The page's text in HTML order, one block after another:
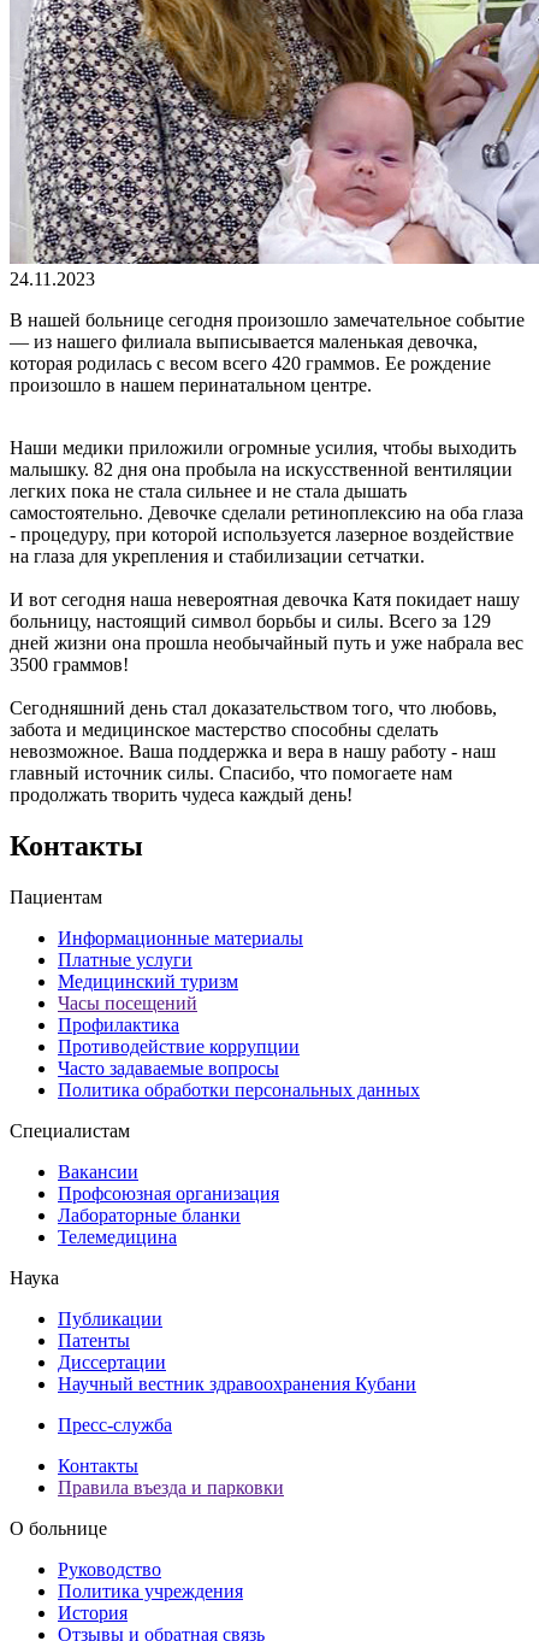
24.11.2023
В нашей больнице сегодня произошло замечательное событие
— из нашего филиала выписывается маленькая девочка,
которая родилась с весом всего 420 граммов. Ее рождение
произошло в нашем перинатальном центре.
Наши медики приложили огромные усилия, чтобы выходить
малышку. 82 дня она пробыла на искусственной вентиляции
легких пока не стала сильнее и не стала дышать
самостоятельно. Девочке сделали ретиноплексию на оба глаза
- процедуру, при которой используется лазерное воздействие
на глаза для укрепления и стабилизации сетчатки.
И вот сегодня наша невероятная девочка Катя покидает нашу
больницу, настоящий символ борьбы и силы. Всего за 129
дней жизни она прошла необычайный путь и уже набрала вес
3500 граммов!
Сегодняшний день стал доказательством того, что любовь,
забота и медицинское мастерство способны сделать
невозможное. Ваша поддержка и вера в нашу работу - наш
главный источник силы. Спасибо, что помогаете нам
продолжать творить чудеса каждый день!
Контакты
Пациентам
Информационные материалы
Платные услуги
Медицинский туризм
Часы посещений
Профилактика
Противодействие коррупции
Часто задаваемые вопросы
Политика обработки персональных данных
Специалистам
Вакансии
Профсоюзная организация
Лабораторные бланки
Телемедицина
Наука
Публикации
Патенты
Диссертации
Научный вестник здравоохранения Кубани
Пресс-служба
Контакты
Правила въезда и парковки
О больнице
Руководство
Политика учреждения
История
Отзывы и обратная связь